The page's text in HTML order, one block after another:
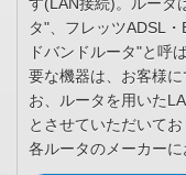
す(LAN接続)。ルータ
タ"、フレッツADSL
ドバンドルータ"と呼
要な機器は、お客様
お、ルータを用いた
とさせていただいて
各ルータのメーカーに